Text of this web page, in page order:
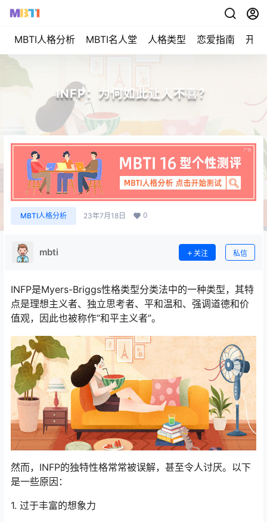
MBTI人格分析 MBTI名人堂 人格类型 恋爱指南 开始
INFP：为何如此让人不喜？
MBTI人格分析 23年7月18日 0
mbti 关注 私信
INFP是Myers-Briggs性格类型分类法中的一种类型，其特
点是理想主义者、独立思考者、平和温和、强调道德和价
值观，因此也被称作“和平主义者”。
然而，INFP的独特性格常常被误解，甚至令人讨厌。以下
是一些原因：
1. 过于丰富的想象力